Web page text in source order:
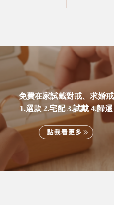
免費在家試戴對戒、求婚戒
1.選款 2.宅配 3.試戴 4.歸還